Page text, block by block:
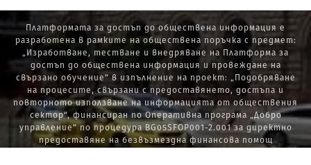
Платформата за достъп до обществена информация е
разработена в рамките на обществена поръчка с предмет:
„Изработване, тестване и внедряване на Платформа за
достъп до обществена информация и провеждане на
свързано обучение“ в изпълнение на проект: „Подобряване
на процесите, свързани с предоставянето, достъпа и
повторното използване на информацията от обществения
сектор“, финансиран по Оперативна програма „Добро
управление“ по процедура BG05SFOP001-2.001 за директно
предоставяне на безвъзмездна финансова помощ